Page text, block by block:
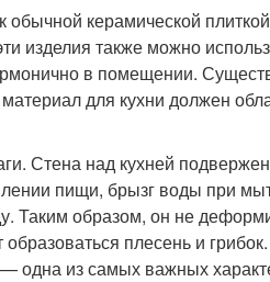
керамической
изделия также можно
в помещении.
для кухни должен
Стена над кухней
пищи, брызг воды при
Таким образом, он не
образоваться плесень и
одна из самых важных